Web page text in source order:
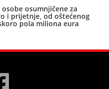
osumnjičene za
i prijetnje, od oštećenog
pola miliona eura